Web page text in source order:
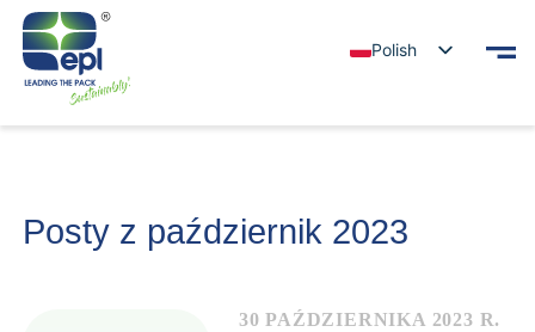
Polish
Posty z październik 2023
30 PAŹDZIERNIKA 2023 R.